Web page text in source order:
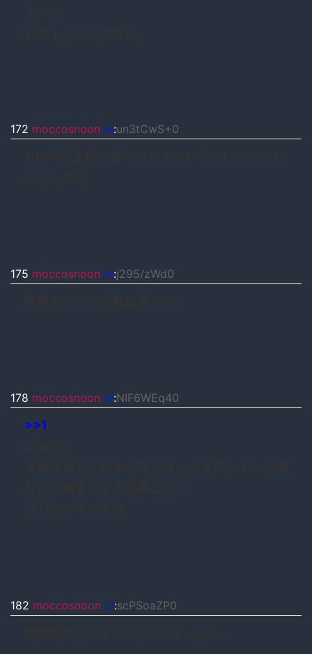
172 moccosnoon id:un3tCwS+0
175 moccosnoon id:j295/zWd0
178 moccosnoon id:NIF6WEq40
>>1
182 moccosnoon id:scPSoaZP0